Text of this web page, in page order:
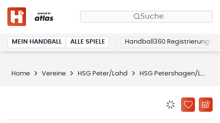
Suche
MEIN HANDBALL ALLE SPIELE Handball360 Registrierung
Home Vereine HSG Peter/Lahd HSG Petershagen/Lahde
ZU